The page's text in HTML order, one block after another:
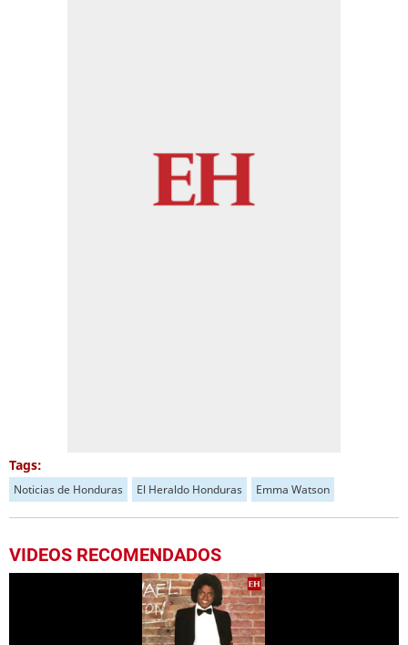
Tags:
Noticias de Honduras El Heraldo Honduras Emma Watson
VIDEOS RECOMENDADOS